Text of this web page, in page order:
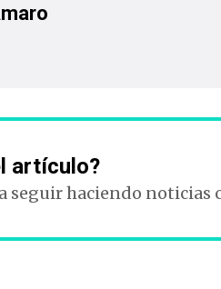
artículo?
seguir haciendo noticias